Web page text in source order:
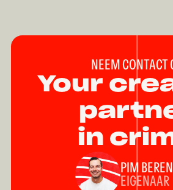
NEEM CONTACT
Your
in
PIM
EIGENAAR